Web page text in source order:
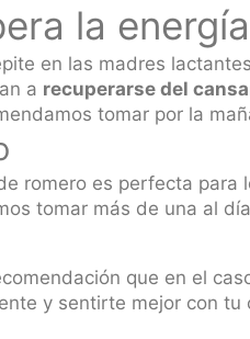
la energía
en las madres
a recuperarse del
tomar por la
romero es perfecta para
tomar más de una al
que en el
y sentirte mejor con tu